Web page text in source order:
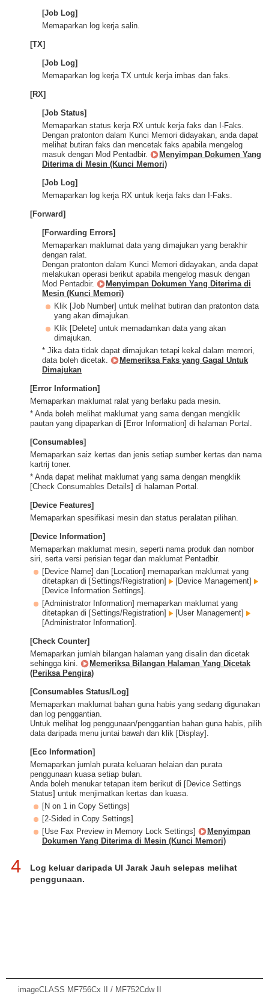
[Job Log]
Memaparkan log kerja salin.
[TX]
[Job Log]
Memaparkan log kerja TX untuk kerja imbas dan faks.
[RX]
[Job Status]
Memaparkan status kerja RX untuk kerja faks dan I-Faks.
Dengan pratonton dalam Kunci Memori didayakan, anda dapat
melihat butiran faks dan mencetak faks apabila mengelog
masuk dengan Mod Pentadbir.
Menyimpan Dokumen Yang
Diterima di Mesin (Kunci Memori)
[Job Log]
Memaparkan log kerja RX untuk kerja faks dan I-Faks.
[Forward]
[Forwarding Errors]
Memaparkan maklumat data yang dimajukan yang berakhir
dengan ralat.
Dengan pratonton dalam Kunci Memori didayakan, anda dapat
melakukan operasi berikut apabila mengelog masuk dengan
Mod Pentadbir.
Menyimpan Dokumen Yang Diterima di
Mesin (Kunci Memori)
Klik [Job Number] untuk melihat butiran dan pratonton data
yang akan dimajukan.
Klik [Delete] untuk memadamkan data yang akan
dimajukan.
* Jika data tidak dapat dimajukan tetapi kekal dalam memori,
data boleh dicetak.
Memeriksa Faks yang Gagal Untuk
Dimajukan
[Error Information]
Memaparkan maklumat ralat yang berlaku pada mesin.
* Anda boleh melihat maklumat yang sama dengan mengklik
pautan yang dipaparkan di [Error Information] di halaman Portal.
[Consumables]
Memaparkan saiz kertas dan jenis setiap sumber kertas dan nama
kartrij toner.
* Anda dapat melihat maklumat yang sama dengan mengklik
[Check Consumables Details] di halaman Portal.
[Device Features]
Memaparkan spesifikasi mesin dan status peralatan pilihan.
[Device Information]
Memaparkan maklumat mesin, seperti nama produk dan nombor
siri, serta versi perisian tegar dan maklumat Pentadbir.
[Device Name] dan [Location] memaparkan maklumat yang
ditetapkan di [Settings/Registration]
[Device Management]
[Device Information Settings].
[Administrator Information] memaparkan maklumat yang
ditetapkan di [Settings/Registration]
[User Management]
[Administrator Information].
[Check Counter]
Memaparkan jumlah bilangan halaman yang disalin dan dicetak
sehingga kini.
Memeriksa Bilangan Halaman Yang Dicetak
(Periksa Pengira)
[Consumables Status/Log]
Memaparkan maklumat bahan guna habis yang sedang digunakan
dan log penggantian.
Untuk melihat log penggunaan/penggantian bahan guna habis, pilih
data daripada menu juntai bawah dan klik [Display].
[Eco Information]
Memaparkan jumlah purata keluaran helaian dan purata
penggunaan kuasa setiap bulan.
Anda boleh menukar tetapan item berikut di [Device Settings
Status] untuk menjimatkan kertas dan kuasa.
[N on 1 in Copy Settings]
[2-Sided in Copy Settings]
[Use Fax Preview in Memory Lock Settings]
Menyimpan
Dokumen Yang Diterima di Mesin (Kunci Memori)
4
Log keluar daripada UI Jarak Jauh selepas melihat
penggunaan.
imageCLASS MF756Cx II / MF752Cdw II